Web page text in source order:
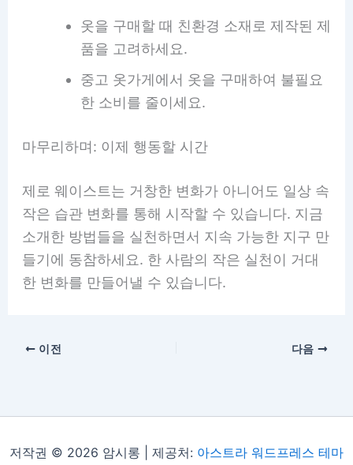
옷을 구매할 때 친환경 소재로 제작된 제
품을 고려하세요.
중고 옷가게에서 옷을 구매하여 불필요
한 소비를 줄이세요.
마무리하며: 이제 행동할 시간
제로 웨이스트는 거창한 변화가 아니어도 일상 속
작은 습관 변화를 통해 시작할 수 있습니다. 지금
소개한 방법들을 실천하면서 지속 가능한 지구 만
들기에 동참하세요. 한 사람의 작은 실천이 거대
한 변화를 만들어낼 수 있습니다.
이전 다음
저작권 © 2026 암시롱 | 제공처: 아스트라 워드프레스 테마